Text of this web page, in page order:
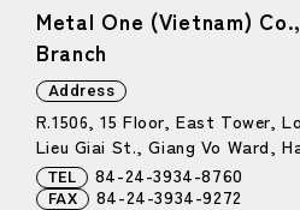
Metal One (Vietnam)
Branch
Address
R.1506, 15 Floor, East Tower,
Lieu Giai St., Giang Vo Ward,
TEL 84-24-3934-8760
FAX 84-24-3934-9272